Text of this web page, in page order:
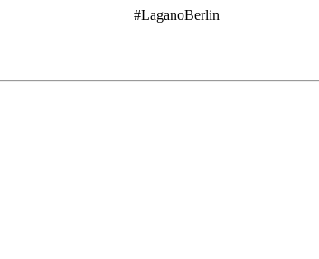
#LaganoBerlin